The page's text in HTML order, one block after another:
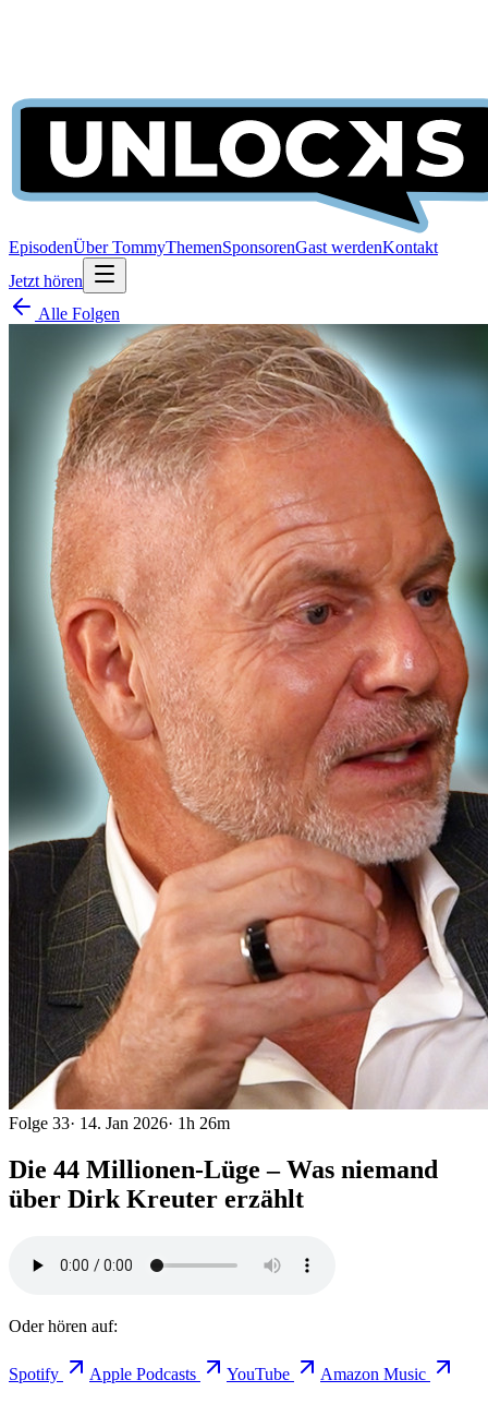
EpisodenÜber TommyThemenSponsorenGast werdenKontakt
Jetzt hören
Alle Folgen
Folge 33· 14. Jan 2026· 1h 26m
Die 44 Millionen-Lüge – Was niemand
über Dirk Kreuter erzählt
Oder hören auf:
Spotify Apple Podcasts YouTube Amazon Music